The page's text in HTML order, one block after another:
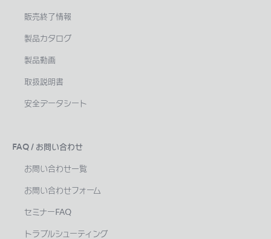
販売終了情報
製品カタログ
製品動画
取扱説明書
安全データシート
FAQ / お問い合わせ
お問い合わせ一覧
お問い合わせフォーム
セミナーFAQ
トラブルシューティング